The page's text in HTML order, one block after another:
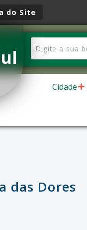
do Site
Cidade
das Dores